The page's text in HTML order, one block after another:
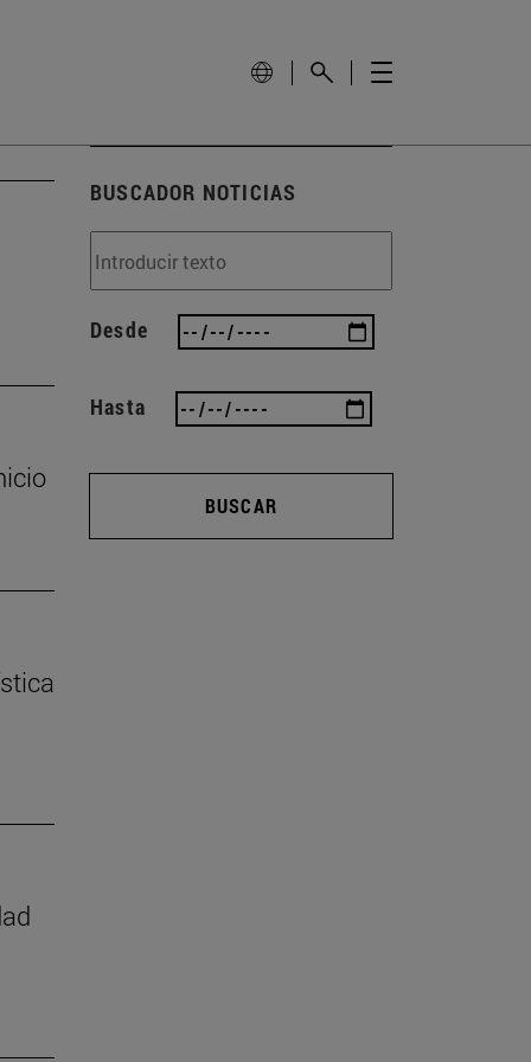
BUSCADOR NOTICIAS
Desde
Hasta
BUSCAR